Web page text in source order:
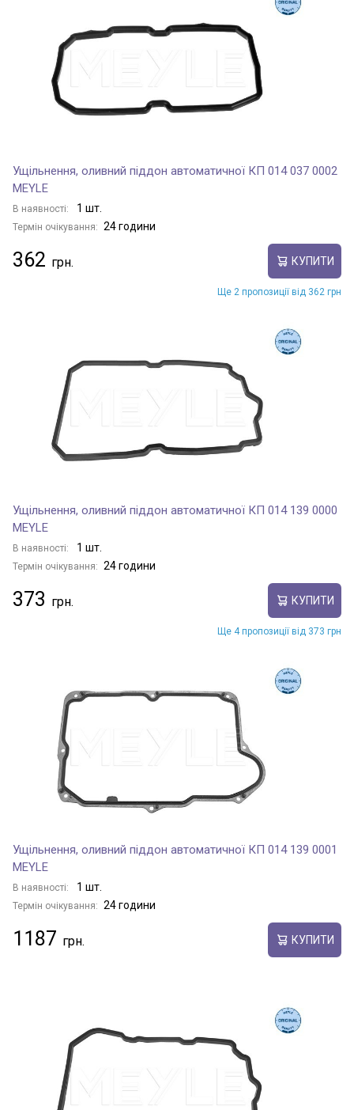
Ущільнення, оливний піддон автоматичної КП 014 037 0002
MEYLE
В наявності: 1 шт.
Термін очікування: 24 години
362 КУПИТИ
Ще 2 пропозиції від 362 грн
Ущільнення, оливний піддон автоматичної КП 014 139 0000
MEYLE
В наявності: 1 шт.
Термін очікування: 24 години
373 КУПИТИ
Ще 4 пропозиції від 373 грн
Ущільнення, оливний піддон автоматичної КП 014 139 0001
MEYLE
В наявності: 1 шт.
Термін очікування: 24 години
1187 КУПИТИ